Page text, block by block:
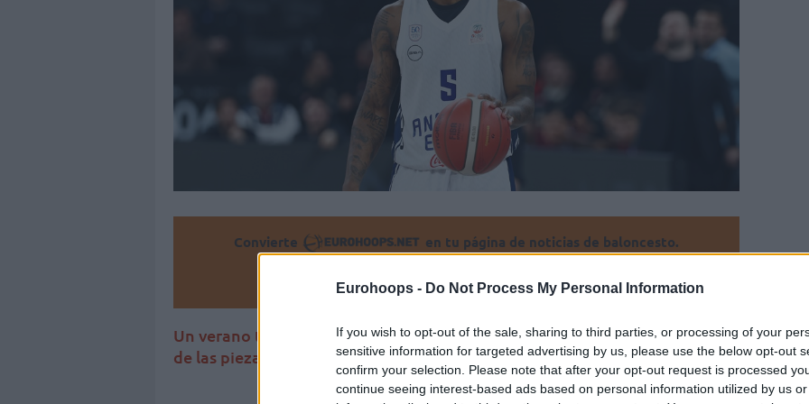
Eurohoops - Do Not Process My Personal Information
If you wish to opt-out of the sale, sharing to third parties, or processing of your
sensitive information for targeted advertising by us, please use the below opt-out
confirm your selection. Please note that after your opt-out request is processed
continue seeing interest-based ads based on personal information utilized by us
Convierte en tu página de noticias de baloncesto.
Añade Eurohoops a Google
Un verano turbulento para los lituanos, que están cerca de asegurar una
de las piezas clave del equipo para la próxima temporada
Por Mihalis Stefanou